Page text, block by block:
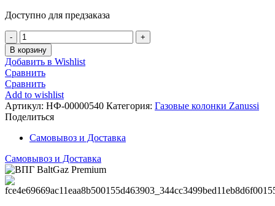
Доступно для предзаказа
Количество
Газовая
колонка
Zanussi
GWH
10
Fonte
Glass
Mirror
В корзину
Добавить в Wishlist
Сравнить
Сравнить
Add to wishlist
Артикул: НФ-00000540 Категория: Газовые колонки Zanussi
Поделиться
Самовывоз и Доставка
Самовывоз и Доставка